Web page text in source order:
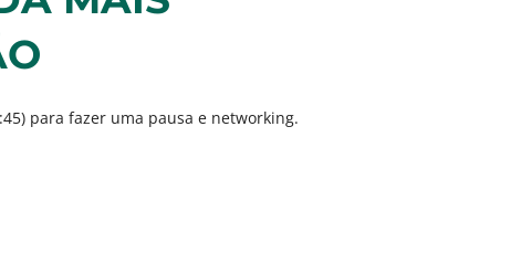
para fazer uma pausa e networking.